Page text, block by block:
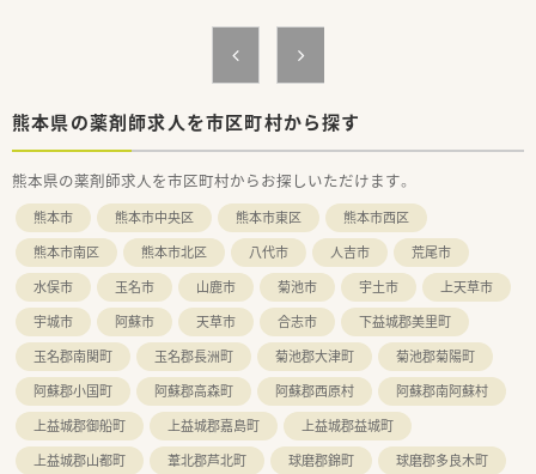
＜こんな方にオススメ＞
■大手企業で安定して長期就業したい方
■ワーク・ライフ・バランスを大切にされている方
熊本県の薬剤師求人を市区町村から探す
熊本県の薬剤師求人を市区町村からお探しいただけます。
熊本市 熊本市中央区 熊本市東区
熊本市西区
熊本市南区
熊本市北区 八代市 人吉市
荒尾市
水俣市
玉名市 山鹿市 菊池市 宇土市
上天草市
宇城市
阿蘇市 天草市 合志市
下益城郡美里町
玉名郡南関町
玉名郡長洲町 菊池郡大津町
菊池郡菊陽町
阿蘇郡小国町
阿蘇郡高森町 阿蘇郡西原村
阿蘇郡南阿蘇村
上益城郡御船町
上益城郡嘉島町
上益城郡益城町
上益城郡山都町
葦北郡芦北町 球磨郡錦町
球磨郡多良木町